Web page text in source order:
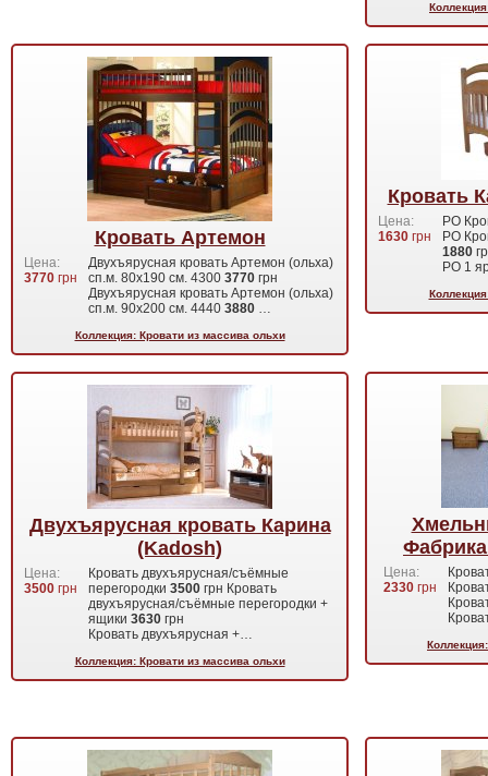
Кровать Артемон
Цена:
3770 грн
Двухъярусная кровать Артемон (ольха)
сп.м. 80х190 см. 4300 3770 грн
Двухъярусная кровать Артемон (ольха)
сп.м. 90х200 см. 4440 3880 …
Коллекция: Кровати из массива ольхи
Кровать
Цена:
1630 грн
РО
РО
1880
РО 1
Двухъярусная кровать Карина
(Kadosh)
Цена:
3500 грн
Кровать двухъярусная/съёмные
перегородки 3500 грн Кровать
двухъярусная/съёмные перегородки +
ящики 3630 грн
Кровать двухъярусная +…
Коллекция: Кровати из массива ольхи
Цена:
2330 грн